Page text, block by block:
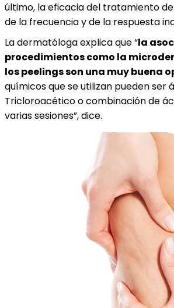
último, la eficacia del tratamiento
de la frecuencia y de la respuesta
La dermatóloga explica que “la
procedimientos como la
los peelings son una muy buena
químicos que se utilizan pueden ser
Tricloroacético o combinación de
varias sesiones”, dice.